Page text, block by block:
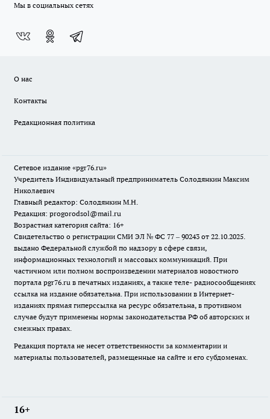
Мы в социальных сетях
О нас
Контакты
Редакционная политика
Сетевое издание «pgr76.ru»
Учредитель Индивидуальный предприниматель Солодянкин Максим
Николаевич
Главный редактор: Солодянкин М.Н.
Редакция: progorodsol@mail.ru
Возрастная категория сайта: 16+
Свидетельство о регистрации СМИ ЭЛ № ФС 77 – 90243 от 22.10.2025.
выдано Федеральной службой по надзору в сфере связи,
информационных технологий и массовых коммуникаций. При
частичном или полном воспроизведении материалов новостного
портала pgr76.ru в печатных изданиях, а также теле- радиосообщениях
ссылка на издание обязательна. При использовании в Интернет-
изданиях прямая гиперссылка на ресурс обязательна, в противном
случае будут применены нормы законодательства РФ об авторских и
смежных правах.
Редакция портала не несет ответственности за комментарии и
материалы пользователей, размещенные на сайте и его субдоменах.
16+